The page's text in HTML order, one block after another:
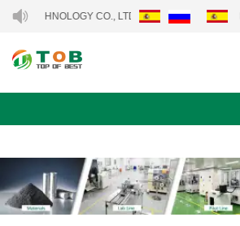
CO., LTD..